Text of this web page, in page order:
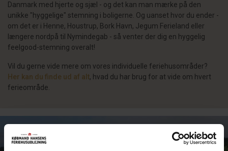
Danmark med hjerte og sjæl - og det kan man mærke på den
unikke "hyggelige" stemning i boligerne. Og uanset hvor du ender -
om det er i Henne, Houstrup, Bork Havn, Jegum Ferieland eller
længere nordpå til Nymindegab - så venter der dig en hyggelig
feelgood-stemning overalt!
Vil du gerne vide mere om vores individuelle feriehusområder?
Her kan du finde ud af alt, hvad du har brug for at vide om hvert
ferieområde.